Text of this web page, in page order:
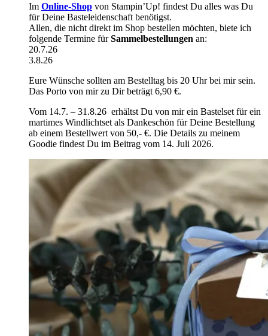
Im Online-Shop von Stampin’Up! findest Du alles was Du
für Deine Basteleidenschaft benötigst.
Allen, die nicht direkt im Shop bestellen möchten, biete ich
folgende Termine fürSammelbestellungen an:
20.7.26
3.8.26
Eure Wünsche sollten am Bestelltag bis 20 Uhr bei mir sein.
Das Porto von mir zu Dir beträgt 6,90 €.
Vom 14.7. – 31.8.26 erhältst Du von mir ein Bastelset für ein
martimes Windlichtset als Dankeschön für Deine Bestellung
ab einem Bestellwert von 50,- €. Die Details zu meinem
Goodie findest Du im Beitrag vom 14. Juli 2026.